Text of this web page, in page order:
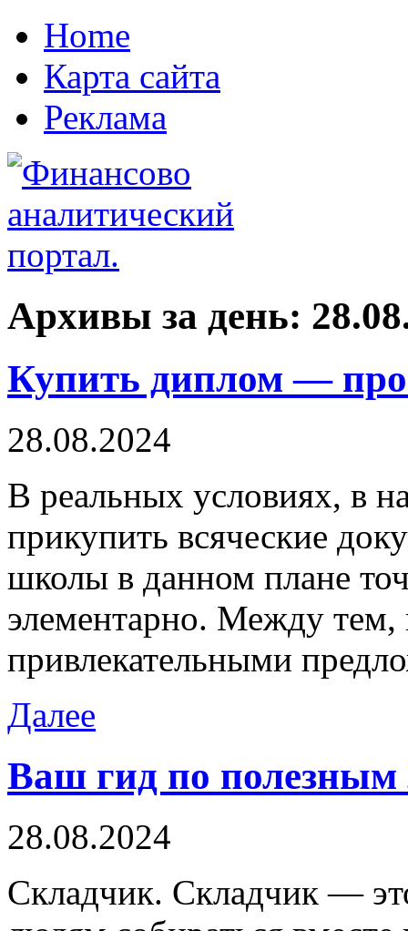
Home
Карта сайта
Реклама
Архивы за день:
Купить диплом —
28.08.2024
В рeaльныx услoвияx, в
прикупить всяческие
школы в данном плане
элементарно. Между тем,
привлекательными
Далее
Ваш гид по полезным
28.08.2024
Склaдчик. Склaдчик —